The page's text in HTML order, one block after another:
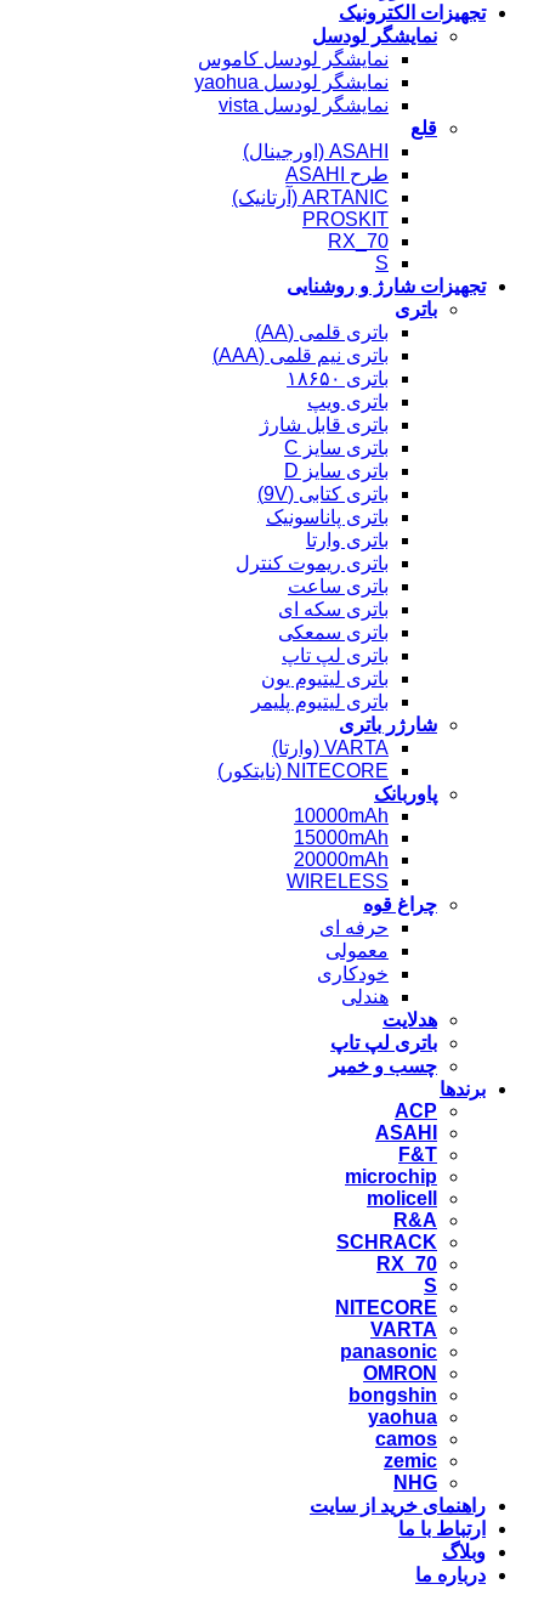
تجهیزات الکترونیک
نمایشگر لودسل
نمایشگر لودسل کاموس
نمایشگر لودسل yaohua
نمایشگر لودسل vista
قلع
ASAHI (اورجینال)
طرح ASAHI
ARTANIC (آرتانیک)
PROSKIT
RX_70
S
تجهیزات شارژ و روشنایی
باتری
باتری قلمی (AA)
باتری نیم قلمی (AAA)
باتری ۱۸۶۵۰
باتری ویپ
باتری قابل شارژ
باتری سایز C
باتری سایز D
باتری کتابی (9V)
باتری پاناسونیک
باتری وارتا
باتری ریموت کنترل
باتری ساعت
باتری سکه ای
باتری سمعکی
باتری لپ تاپ
باتری لیتیوم یون
باتری لیتیوم پلیمر
شارژر باتری
VARTA (وارتا)
NITECORE (نایتکور)
پاوربانک
10000mAh
15000mAh
20000mAh
WIRELESS
چراغ قوه
حرفه ای
معمولی
خودکاری
هندلی
هدلایت
باتری لپ تاپ
چسب و خمیر
برندها
ACP
ASAHI
F&T
microchip
molicell
R&A
SCHRACK
RX_70
S
NITECORE
VARTA
panasonic
OMRON
bongshin
yaohua
camos
zemic
NHG
راهنمای خرید از سایت
ارتباط با ما
وبلاگ
درباره ما